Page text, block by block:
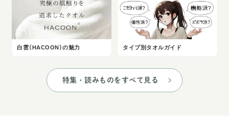
白雲（HACOON）の魅力 タイプ別タオルガイド
特集・読みものをすべて見る